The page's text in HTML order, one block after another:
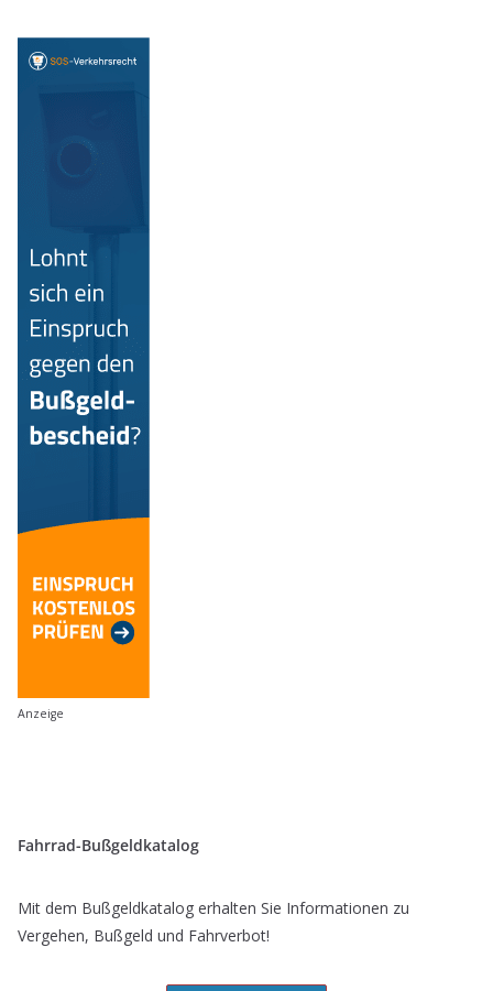
Anzeige
Fahrrad-Bußgeldkatalog
Mit dem Bußgeldkatalog erhalten Sie Informationen zu
Vergehen, Bußgeld und Fahrverbot!